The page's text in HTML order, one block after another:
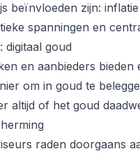
beïnvloeden zijn:
spanningen en
digitaal goud
en aanbieders
om in goud te
altijd of het goud
raden doorgaans